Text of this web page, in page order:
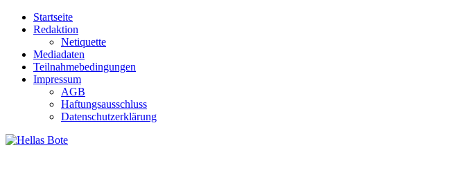
Zum
Inhalt
Startseite
Redaktion
Netiquette
Mediadaten
Teilnahmebedingungen
Impressum
AGB
Haftungsausschluss
Datenschutzerklärung